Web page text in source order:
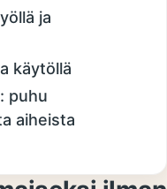
ja
käytöllä
puhu
aiheista